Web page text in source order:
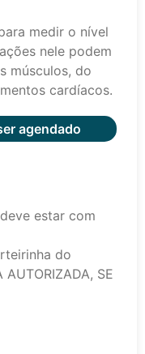
medir o nível
nele podem
músculos, do
cardíacos.
agendado
estar com
do
SE